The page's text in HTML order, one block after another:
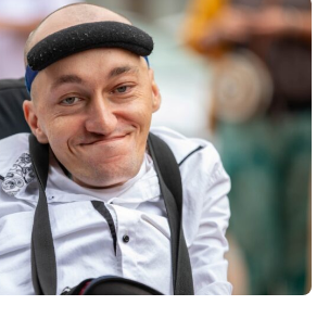
u
r
"
X
b
o
x